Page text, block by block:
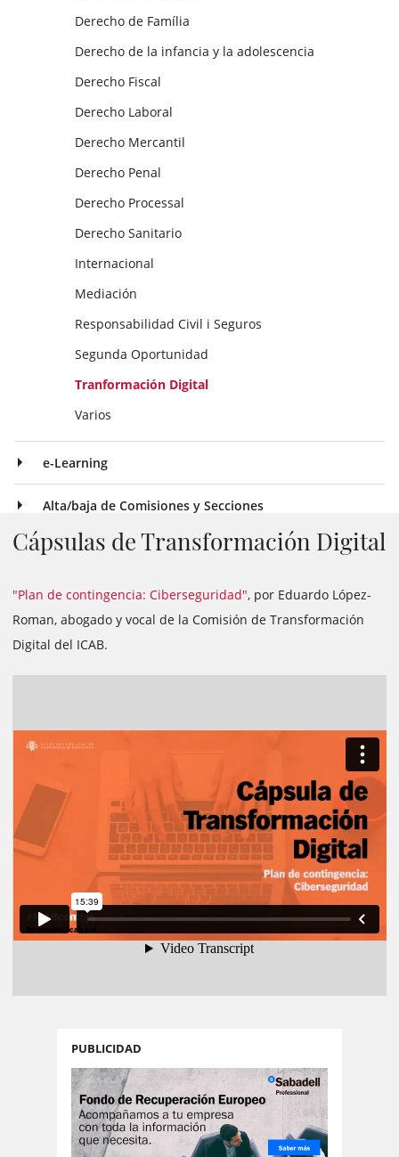
Derecho de Família
Derecho de la infancia y la adolescencia
Derecho Fiscal
Derecho Laboral
Derecho Mercantil
Derecho Penal
Derecho Processal
Derecho Sanitario
Internacional
Mediación
Responsabilidad Civil i Seguros
Segunda Oportunidad
Tranformación Digital
Varios
e-Learning
Alta/baja de Comisiones y Secciones
Cápsulas de Transformación Digital
"Plan de contingencia: Ciberseguridad", por Eduardo López-
Roman, abogado y vocal de la Comisión de Transformación
Digital del ICAB.
PUBLICIDAD